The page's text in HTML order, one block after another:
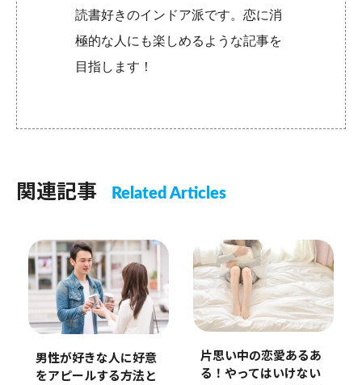
読書好きのインドア派です。恋に消
極的な人にも楽しめるような記事を
目指します！
関連記事 Related Articles
男性が好きな人に好意
をアピールする方法と
片思い中の恋愛あるあ
る！やってはいけない